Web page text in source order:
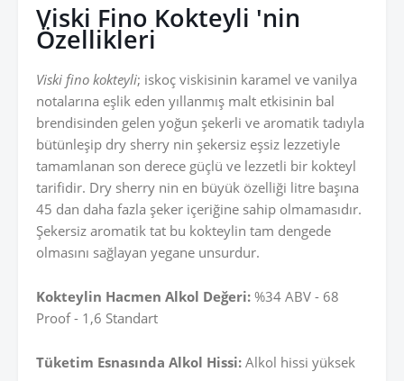
Viski Fino Kokteyli 'nin
Özellikleri
Viski fino kokteyli; iskoç viskisinin karamel ve vanilya
notalarına eşlik eden yıllanmış malt etkisinin bal
brendisinden gelen yoğun şekerli ve aromatik tadıyla
bütünleşip dry sherry nin şekersiz eşsiz lezzetiyle
tamamlanan son derece güçlü ve lezzetli bir kokteyl
tarifidir. Dry sherry nin en büyük özelliği litre başına
45 dan daha fazla şeker içeriğine sahip olmamasıdır.
Şekersiz aromatik tat bu kokteylin tam dengede
olmasını sağlayan yegane unsurdur.
Kokteylin Hacmen Alkol Değeri: %34 ABV - 68
Proof - 1,6 Standart
Tüketim Esnasında Alkol Hissi: Alkol hissi yüksek